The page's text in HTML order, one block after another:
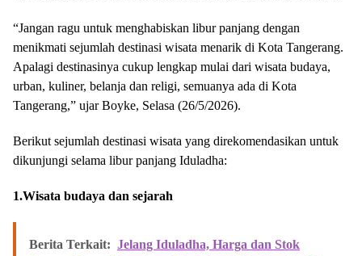
“Jangan ragu untuk menghabiskan libur panjang dengan
menikmati sejumlah destinasi wisata menarik di Kota Tangerang.
Apalagi destinasinya cukup lengkap mulai dari wisata budaya,
urban, kuliner, belanja dan religi, semuanya ada di Kota
Tangerang,” ujar Boyke, Selasa (26/5/2026).
Berikut sejumlah destinasi wisata yang direkomendasikan untuk
dikunjungi selama libur panjang Iduladha:
1.Wisata budaya dan sejarah
Berita Terkait: Jelang Iduladha, Harga dan Stok